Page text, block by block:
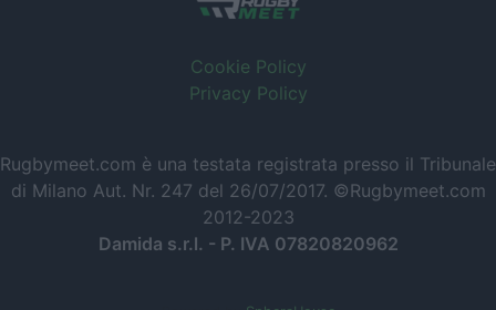
Cookie Policy
Privacy Policy
Rugbymeet.com è una testata registrata presso il Tribunale
di Milano Aut. Nr. 247 del 26/07/2017. ©Rugbymeet.com
2012-2023
Damida s.r.l. - P. IVA 07820820962